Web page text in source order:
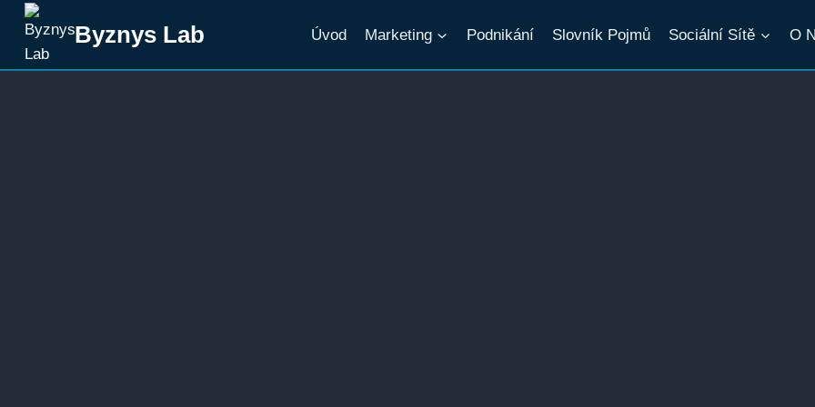
Přeskočit
obsah
Byznys Lab Úvod Marketing Podnikání Slovník Pojmů Sociální Sítě O